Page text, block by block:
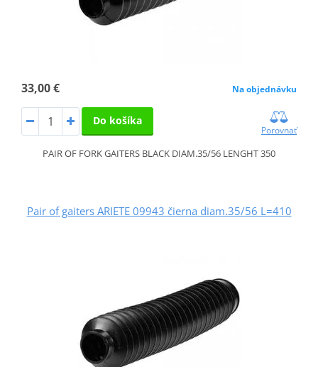
33,00 € Na objednávku
Do košíka
Porovnať
PAIR OF FORK GAITERS BLACK DIAM.35/56 LENGHT 350
Pair of gaiters ARIETE 09943 čierna diam.35/56 L=410